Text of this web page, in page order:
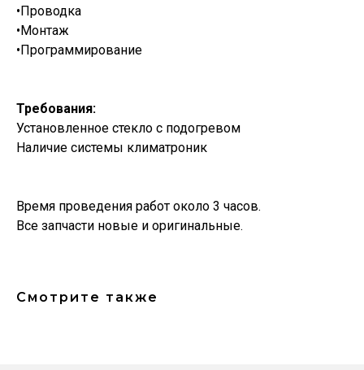
•Проводка
•Монтаж
•Программирование
Требования:
Установленное стекло с подогревом
Наличие системы климатроник
Время проведения работ около 3 часов.
Все запчасти новые и оригинальные.
Смотрите также